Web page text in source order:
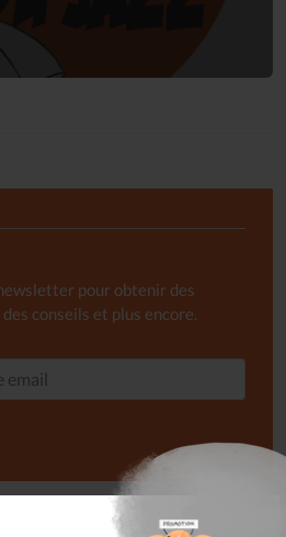
pour obtenir des
conseils et plus encore.